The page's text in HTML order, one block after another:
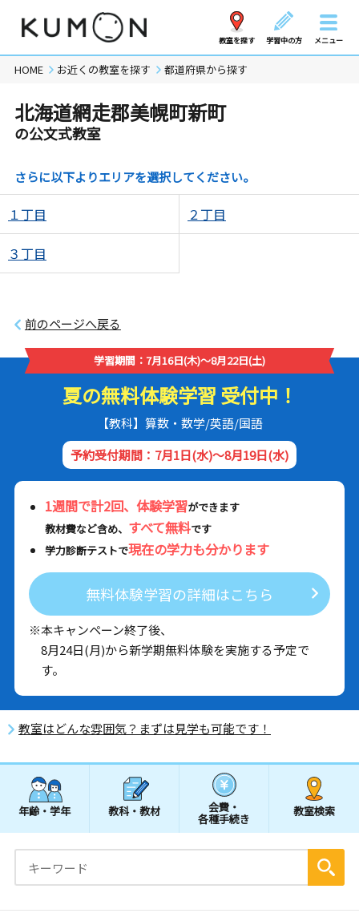
教室を探す 学習中の方 メニュー
HOME お近くの教室を探す 都道府県から探す
北海道網走郡美幌町新町
の公文式教室
さらに以下よりエリアを選択してください。
１丁目 ２丁目
３丁目
前のページへ戻る
学習期間：7月16日(木)～8月22日(土)
夏の無料体験学習 受付中！
【教科】算数・数学/英語/国語
予約受付期間：7月1日(水)～8月19日(水)
1週間で計2回、体験学習ができます
教材費など含め、 すべて無料です
学力診断テストで現在の学力も分かります
無料体験学習の詳細はこちら
※本キャンペーン終了後、
8月24日(月)から新学期無料体験を実施する予定で
す。
教室はどんな雰囲気？まずは見学も可能です！
年齢・学年 教科・教材 会費・
各種手続き
教室検索